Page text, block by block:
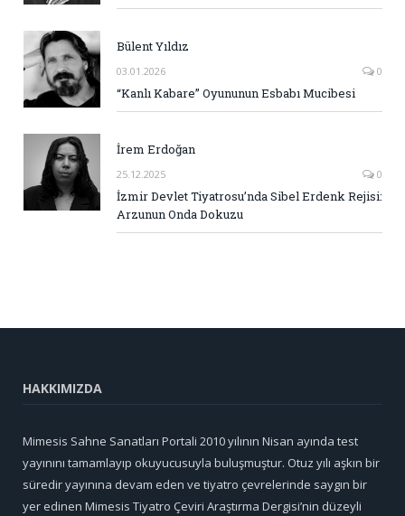
Bülent Yıldız
03.01.2026 0
“Kanlı Kabare” Oyununun Esbabı Mucibesi
İrem Erdoğan
25.12.2025 0
İzmir Devlet Tiyatrosu’nda Sibel Erdenk Rejisi:
Arzunun Onda Dokuzu
HAKKIMIZDA
Mimesis Sahne Sanatları Portali 2010 yılının Nisan ayında test
yayınını tamamlayıp okuyucusuyla buluşmuştur. Otuz yılı aşkın bir
süredir yayınına devam eden ve tiyatro çevrelerinde saygın bir
yer edinen Mimesis Tiyatro Çeviri Araştırma Dergisi’nin düzeyli